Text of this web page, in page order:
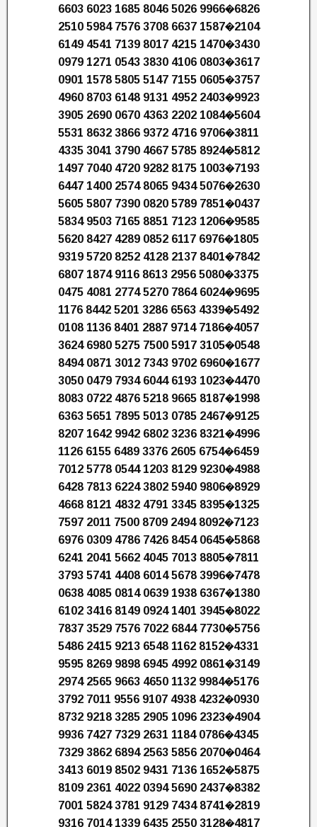
6603 6023 1685 8046 5026 9966�6826
2510 5984 7576 3708 6637 1587�2104
6149 4541 7139 8017 4215 1470�3430
0979 1271 0543 3830 4106 0803�3617
0901 1578 5805 5147 7155 0605�3757
4960 8703 6148 9131 4952 2403�9923
3905 2690 0670 4363 2202 1084�5604
5531 8632 3866 9372 4716 9706�3811
4335 3041 3790 4667 5785 8924�5812
1497 7040 4720 9282 8175 1003�7193
6447 1400 2574 8065 9434 5076�2630
5605 5807 7390 0820 5789 7851�0437
5834 9503 7165 8851 7123 1206�9585
5620 8427 4289 0852 6117 6976�1805
9319 5720 8252 4128 2137 8401�7842
6807 1874 9116 8613 2956 5080�3375
0475 4081 2774 5270 7864 6024�9695
1176 8442 5201 3286 6563 4339�5492
0108 1136 8401 2887 9714 7186�4057
3624 6980 5275 7500 5917 3105�0548
8494 0871 3012 7343 9702 6960�1677
3050 0479 7934 6044 6193 1023�4470
8083 0722 4876 5218 9665 8187�1998
6363 5651 7895 5013 0785 2467�9125
8207 1642 9942 6802 3236 8321�4996
1126 6155 6489 3376 2605 6754�6459
7012 5778 0544 1203 8129 9230�4988
6428 7813 6224 3802 5940 9806�8929
4668 8121 4832 4791 3345 8395�1325
7597 2011 7500 8709 2494 8092�7123
6976 0309 4786 7426 8454 0645�5868
6241 2041 5662 4045 7013 8805�7811
3793 5741 4408 6014 5678 3996�7478
0638 4085 0814 0639 1938 6367�1380
6102 3416 8149 0924 1401 3945�8022
7837 3529 7576 7022 6844 7730�5756
5486 2415 9213 6548 1162 8152�4331
9595 8269 9898 6945 4992 0861�3149
2974 2565 9663 4650 1132 9984�5176
3792 7011 9556 9107 4938 4232�0930
8732 9218 3285 2905 1096 2323�4904
9936 7427 7329 2631 1184 0786�4345
7329 3862 6894 2563 5856 2070�0464
3413 6019 8502 9431 7136 1652�5875
8109 2361 4022 0394 5690 2437�8382
7001 5824 3781 9129 7434 8741�2819
9316 7014 1339 6435 2550 3128�4817